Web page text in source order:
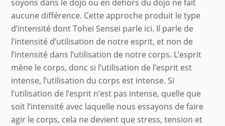
soyons dans le dojo ou en dehors du dojo ne fait
aucune différence. Cette approche produit le type
d’intensité dont Tohei Sensei parle ici. Il parle de
l’intensité d’utilisation de notre esprit, et non de
l’intensité dans l’utilisation de notre corps. L’esprit
mène le corps, donc si l’utilisation de l’esprit est
intense, l’utilisation du corps est intense. Si
l’utilisation de l’esprit n’est pas intense, quelle que
soit l’intensité avec laquelle nous essayons de faire
agir le corps, cela ne devient que stress, tension et